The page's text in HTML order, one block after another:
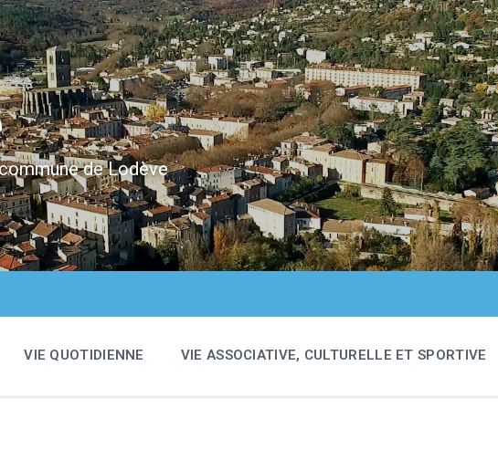
de Lodève
VIE QUOTIDIENNE VIE ASSOCIATIVE, CULTURELLE ET SPORTIVE